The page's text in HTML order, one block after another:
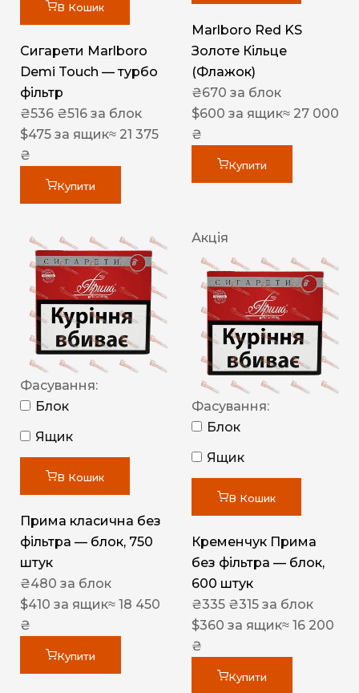
В Кошик
Сигарети Marlboro
Demi Touch — турбо
фільтр
₴536 ₴516 за блок
$475 за ящик≈ 21 375
₴
Купити
Marlboro Red KS
Золоте Кільце
(Флажок)
₴670 за блок
$600 за ящик≈ 27 000
₴
Купити
Фасування:
Блок
Ящик
В Кошик
Прима класична без
фільтра — блок, 750
штук
₴480 за блок
$410 за ящик≈ 18 450
₴
Купити
Акція
Фасування:
Блок
Ящик
В Кошик
Кременчук Прима
без фільтра — блок,
600 штук
₴335 ₴315 за блок
$360 за ящик≈ 16 200
₴
Купити